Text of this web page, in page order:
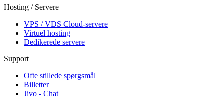
Hosting / Servere
VPS / VDS Cloud-servere
Virtuel hosting
Dedikerede servere
Support
Ofte stillede spørgsmål
Billetter
Jivo - Chat